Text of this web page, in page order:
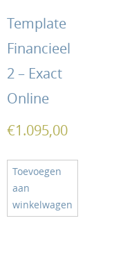
Template
Financieel
2 – Exact
Online
€1.095,00
Toevoegen
aan
winkelwagen